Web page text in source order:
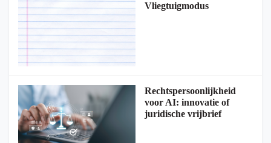
Vliegtuigmodus
Rechtspersoonlijkheid
voor AI: innovatie of
juridische vrijbrief